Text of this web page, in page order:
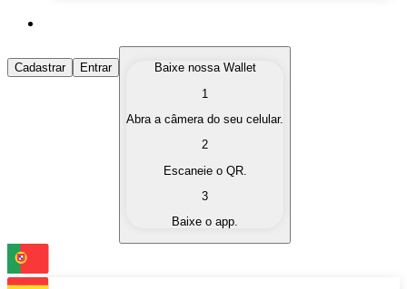
Comprar Criptomoedas
Compre as criptomoedas de seu interesse de forma
Converta suas criptomoedas em moeda fiduciária
Troque uma criptomoeda por outra
Cadastrar Entrar
Baixe nossa Wallet
1
Abra a câmera do seu celular.
2
Escaneie o QR.
3
Baixe o app.